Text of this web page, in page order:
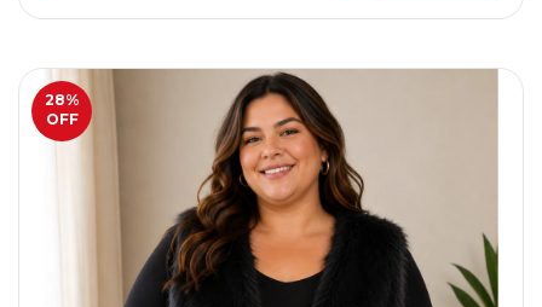
28%
OFF